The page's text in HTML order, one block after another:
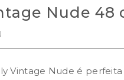
Nude 48
Vintage Nude é